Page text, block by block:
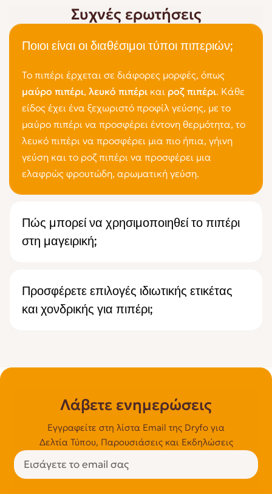
Συχνές ερωτήσεις
Ποιοι είναι οι διαθέσιμοι τύποι πιπεριών;
Το πιπέρι έρχεται σε διάφορες μορφές, όπως
μαύρο πιπέρι, λευκό πιπέρι και ροζ πιπέρι. Κάθε
είδος έχει ένα ξεχωριστό προφίλ γεύσης, με το
μαύρο πιπέρι να προσφέρει έντονη θερμότητα, το
λευκό πιπέρι να προσφέρει μια πιο ήπια, γήινη
γεύση και το ροζ πιπέρι να προσφέρει μια
ελαφρώς φρουτώδη, αρωματική γεύση.
Πώς μπορεί να χρησιμοποιηθεί το πιπέρι
στη μαγειρική;
Προσφέρετε επιλογές ιδιωτικής ετικέτας
και χονδρικής για πιπέρι;
Λάβετε ενημερώσεις
Εγγραφείτε στη λίστα Email της Dryfo για
Δελτία Τύπου, Παρουσιάσεις και Εκδηλώσεις